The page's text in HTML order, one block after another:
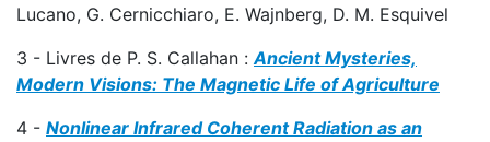
Lucano, G. Cernicchiaro, E. Wajnberg, D. M. Esquivel
3 - Livres de P. S. Callahan :Ancient Mysteries,
Modern Visions: The Magnetic Life of Agriculture
4 - Nonlinear Infrared Coherent Radiation as an